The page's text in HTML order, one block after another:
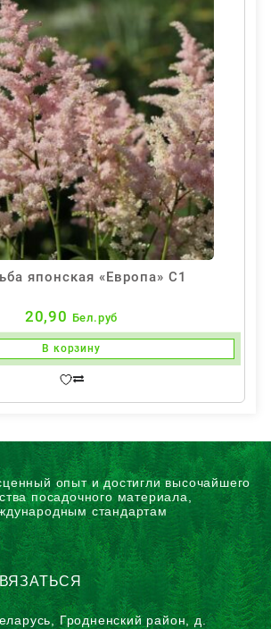
японская «Европа» С1
20,90 Бел.руб
В корзину
опыт и достигли высочайшего
посадочного материала,
стандартам
Гродненский район, д.